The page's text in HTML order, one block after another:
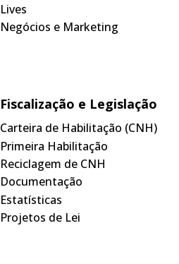
Lives
Negócios e Marketing
Fiscalização e Legislação
Carteira de Habilitação (CNH)
Primeira Habilitação
Reciclagem de CNH
Documentação
Estatísticas
Projetos de Lei